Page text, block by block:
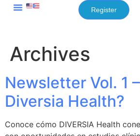
content Register
Archives
Newsletter Vol. 1
Diversia Health?
Conoce cómo DIVERSIA Health